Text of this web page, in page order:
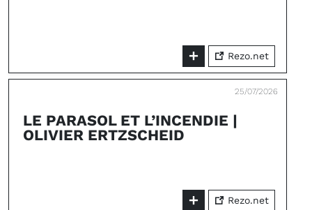
Rezo.net
25/07/2026
LE PARASOL ET L’INCENDIE |
OLIVIER ERTZSCHEID
Rezo.net